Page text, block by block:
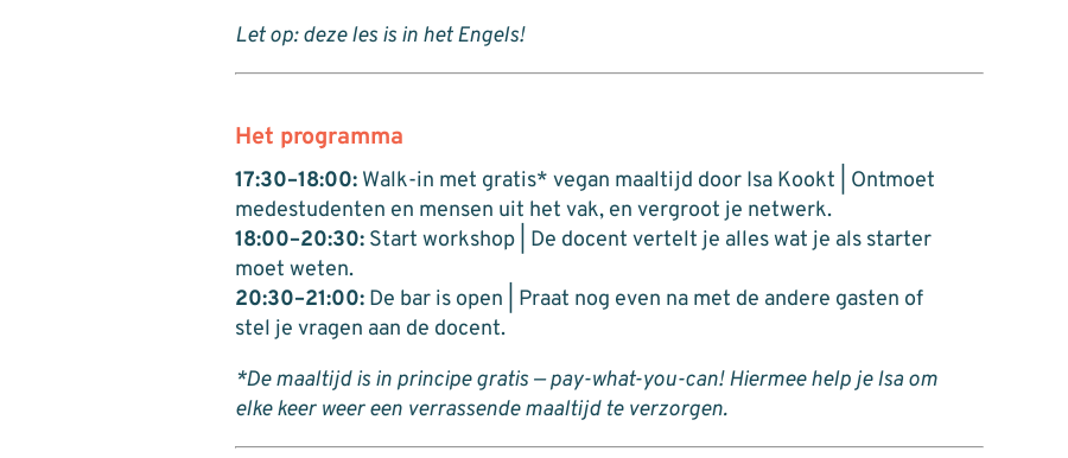
Let op: deze les is in het Engels!
Het programma
17:30–18:00:Walk-in met gratis* vegan maaltijd door Isa Kookt | Ontmoet
medestudenten en mensen uit het vak, en vergroot je netwerk.
18:00–20:30:Start workshop | De docent vertelt je alles wat je als starter
moet weten.
20:30–21:00:De bar is open | Praat nog even na met de andere gasten of
stel je vragen aan de docent.
*De maaltijd is in principe gratis — pay-what-you-can! Hiermee help je Isa om
elke keer weer een verrassende maaltijd te verzorgen.